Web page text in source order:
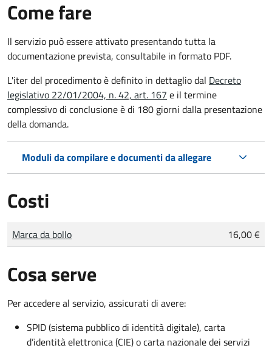
Come fare
Il servizio può essere attivato presentando tutta la
documentazione prevista, consultabile in formato PDF.
L'iter del procedimento è definito in dettaglio dal Decreto
legislativo 22/01/2004, n. 42, art. 167 e il termine
complessivo di conclusione è di 180 giorni dalla presentazione
della domanda.
Moduli da compilare e documenti da allegare
Costi
Tipo di pagamento
Importo
Marca da bollo 16,00 €
Cosa serve
Per accedere al servizio, assicurati di avere:
SPID (sistema pubblico di identità digitale), carta
d’identità elettronica (CIE) o carta nazionale dei servizi